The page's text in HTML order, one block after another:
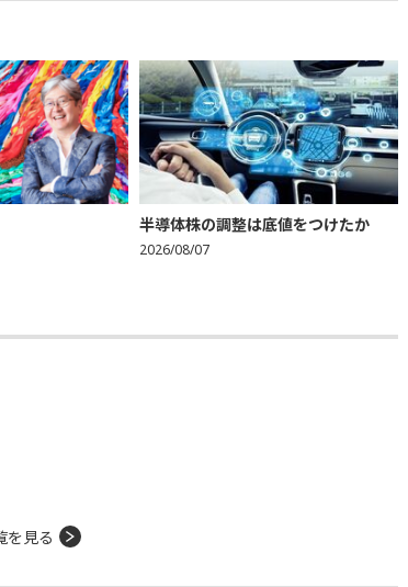
半導体株の調整は底値をつけたか
2026/08/07
を見る